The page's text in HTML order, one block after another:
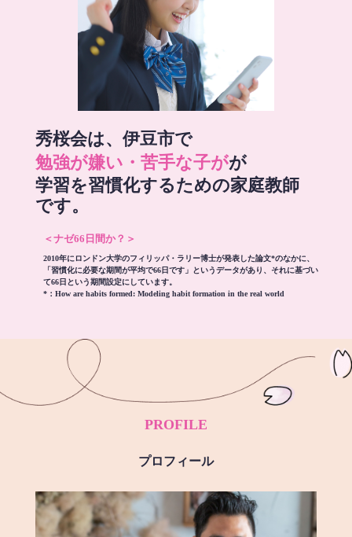
秀桜会は、伊豆市で
勉強が嫌い・苦手な子がが
学習を習慣化するための家庭教師
です。
＜ナゼ66日間か？＞
2010年にロンドン大学のフィリッパ・ラリー博士が発表した論文*のなかに、
「習慣化に必要な期間が平均で66日です」というデータがあり、それに基づい
て66日という期間設定にしています。
*： How are habits formed: Modeling habit formation in the real world
PROFILE
プロフィール